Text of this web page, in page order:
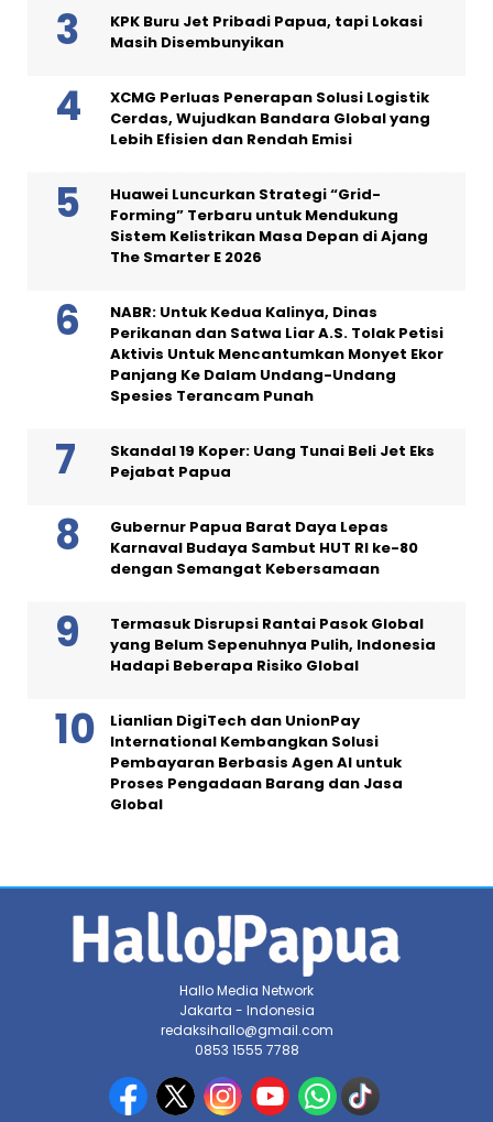
KPK Buru Jet Pribadi Papua, tapi Lokasi
Masih Disembunyikan
XCMG Perluas Penerapan Solusi Logistik
Cerdas, Wujudkan Bandara Global yang
Lebih Efisien dan Rendah Emisi
Huawei Luncurkan Strategi “Grid-
Forming” Terbaru untuk Mendukung
Sistem Kelistrikan Masa Depan di Ajang
The Smarter E 2026
NABR: Untuk Kedua Kalinya, Dinas
Perikanan dan Satwa Liar A.S. Tolak Petisi
Aktivis Untuk Mencantumkan Monyet Ekor
Panjang Ke Dalam Undang-Undang
Spesies Terancam Punah
Skandal 19 Koper: Uang Tunai Beli Jet Eks
Pejabat Papua
Gubernur Papua Barat Daya Lepas
Karnaval Budaya Sambut HUT RI ke-80
dengan Semangat Kebersamaan
Termasuk Disrupsi Rantai Pasok Global
yang Belum Sepenuhnya Pulih, Indonesia
Hadapi Beberapa Risiko Global
Lianlian DigiTech dan UnionPay
International Kembangkan Solusi
Pembayaran Berbasis Agen AI untuk
Proses Pengadaan Barang dan Jasa
Global
Hallo Media Network
Jakarta - Indonesia
redaksihallo@gmail.com
0853 1555 7788